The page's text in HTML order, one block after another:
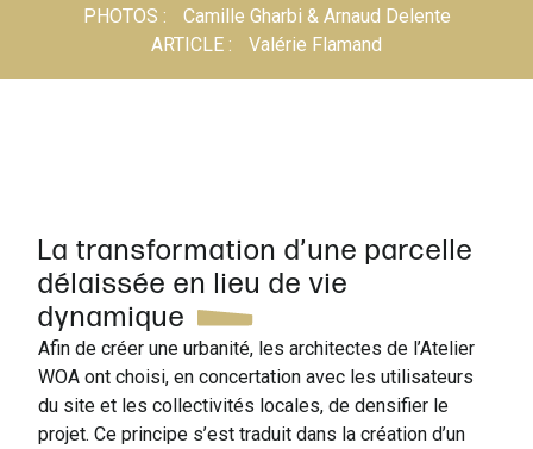
PHOTOS
Camille Gharbi & Arnaud Delente
ARTICLE
Valérie Flamand
La transformation d’une parcelle
délaissée en lieu de vie
dynamique
Afin de créer une urbanité, les architectes de l’Atelier
WOA ont choisi, en concertation avec les utilisateurs
du site et les collectivités locales, de densifier le
projet. Ce principe s’est traduit dans la création d’un